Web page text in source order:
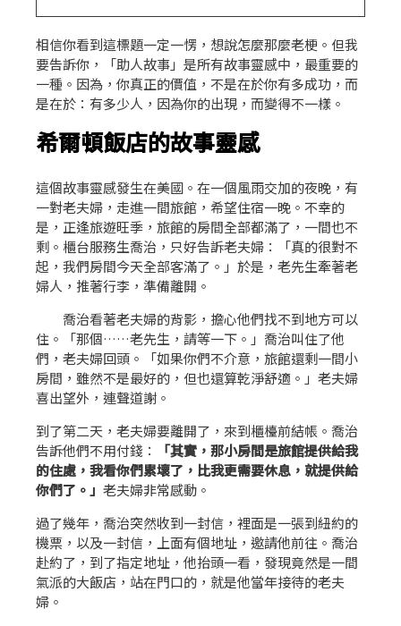
相信你看到這標題一定一愣，想說怎麼那麼老梗。但我
要告訴你，「助人故事」是所有故事靈感中，最重要的
一種。因為，你真正的價值，不是在於你有多成功，而
是在於：有多少人，因為你的出現，而變得不一樣。
希爾頓飯店的故事靈感
這個故事靈感發生在美國。在一個風雨交加的夜晚，有
一對老夫婦，走進一間旅館，希望住宿一晚。不幸的
是，正逢旅遊旺季，旅館的房間全部都滿了，一間也不
剩。櫃台服務生喬治，只好告訴老夫婦：「真的很對不
起，我們房間今天全部客滿了。」於是，老先生牽著老
婦人，推著行李，準備離開。
喬治看著老夫婦的背影，擔心他們找不到地方可以
住。「那個……老先生，請等一下。」喬治叫住了他
們，老夫婦回頭。「如果你們不介意，旅館還剩一間小
房間，雖然不是最好的，但也還算乾淨舒適。」老夫婦
喜出望外，連聲道謝。
到了第二天，老夫婦要離開了，來到櫃檯前結帳。喬治
告訴他們不用付錢：
「其實，那小房間是旅館提供給我
的住處，我看你們累壞了，比我更需要休息，就提供給
你們了。」 老夫婦非常感動。
過了幾年，喬治突然收到一封信，裡面是一張到紐約的
機票，以及一封信，上面有個地址，邀請他前往。喬治
赴約了，到了指定地址，他抬頭一看，發現竟然是一間
氣派的大飯店，站在門口的，就是他當年接待的老夫
婦。